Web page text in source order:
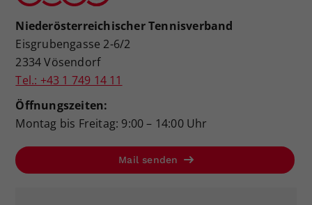
Niederösterreichischer Tennisverband
Eisgrubengasse 2-6/2
2334 Vösendorf
Tel.: +43 1 749 14 11
Öffnungszeiten:
Montag bis Freitag: 9:00 – 14:00 Uhr
Mail senden